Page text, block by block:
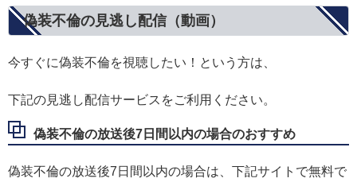
偽装不倫の見逃し配信（動画）
今すぐに偽装不倫を視聴したい！という方は、
下記の見逃し配信サービスをご利用ください。
偽装不倫の放送後7日間以内の場合のおすすめ
偽装不倫の放送後7日間以内の場合は、下記サイトで無料で